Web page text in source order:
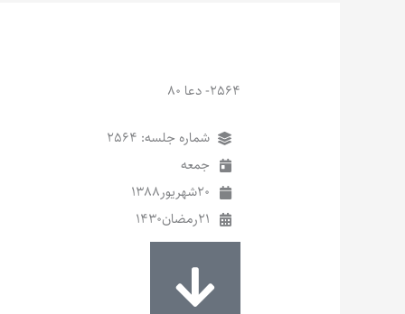
2564- دعا 80
شماره جلسه: 2564
جمعه
20شهریور1388
21رمضان1430